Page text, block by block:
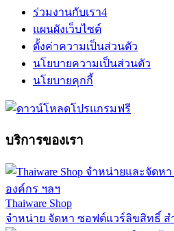
ร่วมงานกับเรา4
แผนผังเว็บไซต์
ตั้งค่าความเป็นส่วนตัว
นโยบายความเป็นส่วนตัว
นโยบายคุกกี้
บริการของเรา
Thaiware Shop
จำหน่าย จัดหา ซอฟต์แวร์ลิขสิทธิ์ ส